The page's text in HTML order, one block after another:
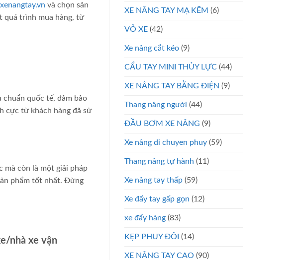
xenangtay.vn và chọn sản
quá trình mua hàng, từ
quốc tế, đảm bảo
cực từ khách hàng đã sử
mà còn là một giải pháp
phẩm tốt nhất. Đừng
nhà xe vận
XE NÂNG TAY MẠ KẼM (6)
VỎ XE (42)
Xe nâng cắt kéo (9)
CẨU TAY MINI THỦY LỰC (44)
XE NÂNG TAY BẰNG ĐIỆN (9)
Thang nâng người (44)
ĐẦU BƠM XE NÂNG (9)
Xe nâng di chuyen phuy (59)
Thang nâng tự hành (11)
Xe nâng tay thấp (59)
Xe đẩy tay gấp gọn (12)
xe đẩy hàng (83)
KẸP PHUY ĐÔI (14)
XE NÂNG TAY CAO (90)